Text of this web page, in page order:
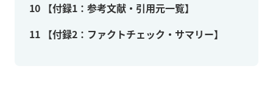
10 【付録1：参考文献・引用元一覧】
11 【付録2：ファクトチェック・サマリー】